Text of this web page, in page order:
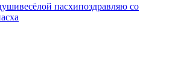
весёлой пасхипоздравляю со